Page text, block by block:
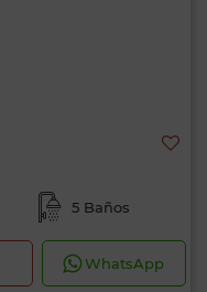
5 Baños
WhatsApp